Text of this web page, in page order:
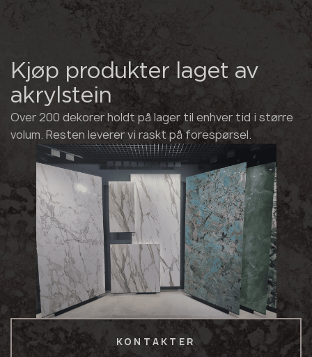
Kjøp produkter laget av
akrylstein
Over 200 dekorer holdt på lager til enhver tid i større
volum. Resten leverer vi raskt på forespørsel.
KONTAKTER